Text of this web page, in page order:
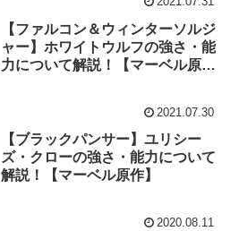
【ファルコン＆ウィンターソルジ
ャー】ホワイトウルフの強さ・能
力について解説！【マーベル原
2021.07.30
【ブラックパンサー】ユリシー
ズ・クローの強さ・能力について
解説！【マーベル原作】
2020.08.11